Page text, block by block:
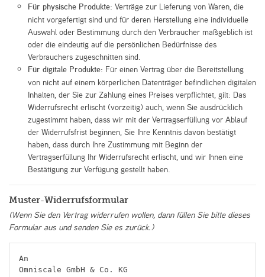
Für physische Produkte: Verträge zur Lieferung von Waren, die
nicht vorgefertigt sind und für deren Herstellung eine individuelle
Auswahl oder Bestimmung durch den Verbraucher maßgeblich ist
oder die eindeutig auf die persönlichen Bedürfnisse des
Verbrauchers zugeschnitten sind.
Für digitale Produkte: Für einen Vertrag über die Bereitstellung
von nicht auf einem körperlichen Datenträger befindlichen digitalen
Inhalten, der Sie zur Zahlung eines Preises verpflichtet, gilt: Das
Widerrufsrecht erlischt (vorzeitig) auch, wenn Sie ausdrücklich
zugestimmt haben, dass wir mit der Vertragserfüllung vor Ablauf
der Widerrufsfrist beginnen, Sie Ihre Kenntnis davon bestätigt
haben, dass durch Ihre Zustimmung mit Beginn der
Vertragserfüllung Ihr Widerrufsrecht erlischt, und wir Ihnen eine
Bestätigung zur Verfügung gestellt haben.
Muster-Widerrufsformular
(Wenn Sie den Vertrag widerrufen wollen, dann füllen Sie bitte dieses
Formular aus und senden Sie es zurück.)
An
Omniscale GmbH & Co. KG